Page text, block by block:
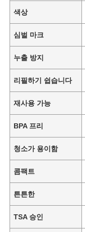
색상
심벌 마크
누출 방지
리필하기 쉽습니다
재사용 가능
BPA 프리
청소가 용이함
콤팩트
튼튼한
TSA 승인